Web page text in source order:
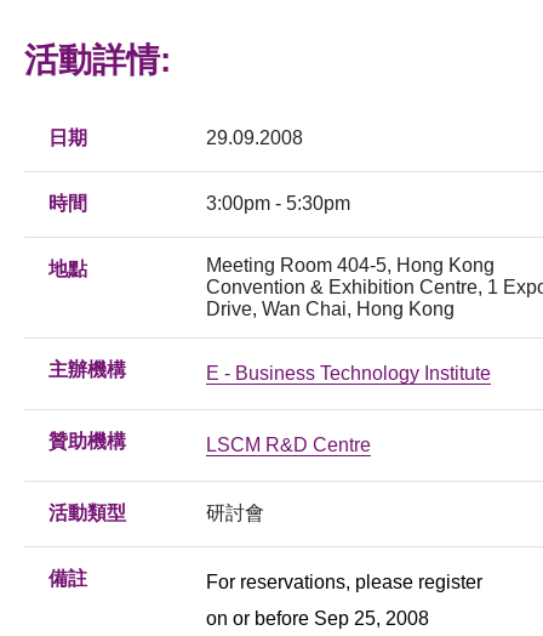
活動詳情:
日期 29.09.2008
時間 3:00pm - 5:30pm
地點
Meeting Room 404-5, Hong Kong
Convention & Exhibition Centre, 1
Drive, Wan Chai, Hong Kong
主辦機構 E - Business Technology Institute
贊助機構 LSCM R&D Centre
活動類型 研討會
備註
For reservations, please register
on or before Sep 25, 2008